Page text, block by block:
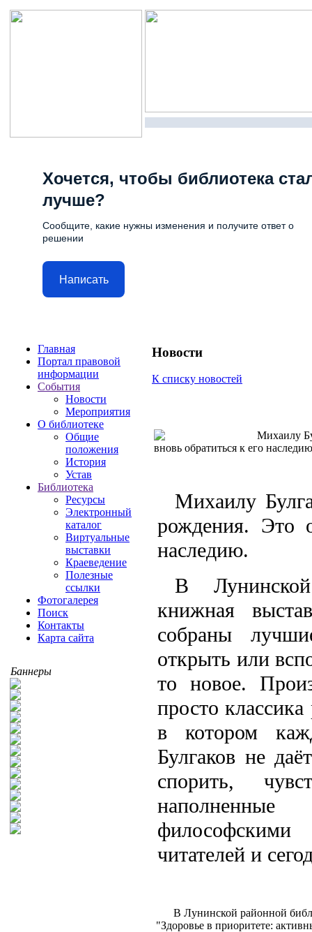
Хочется, чтобы библиотека
лучше?
Сообщите, какие нужны изменения и получите ответ о
решении
Написать
Главная
Портал правовой
информации
События
Новости
Мероприятия
О библиотеке
Общие
положения
История
Устав
Библиотека
Ресурсы
Электронный
каталог
Виртуальные
выставки
Краеведение
Полезные
ссылки
Фотогалерея
Поиск
Контакты
Карта сайта
Баннеры
Новости
К списку новостей
Михаилу
вновь обратиться к его
Михаилу
рождения. Это
наследию.
В Лунинской
книжная
собраны
открыть или
то новое.
просто
в котором
Булгаков не
спорить,
читателей и
В Лунинской районной
"Здоровье в приоритете: